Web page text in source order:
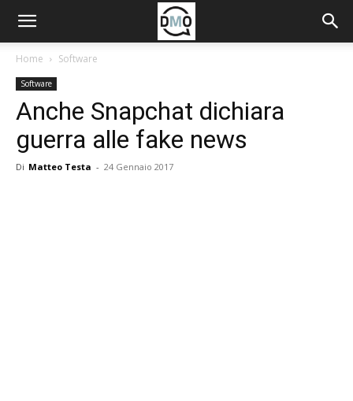
Home Software
Software
Anche Snapchat dichiara
guerra alle fake news
Di Matteo Testa - 24 Gennaio 2017